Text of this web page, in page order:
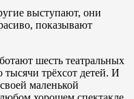
выступают, они
показывают
шесть театральных
тысячи трёхсот детей. И
маленькой